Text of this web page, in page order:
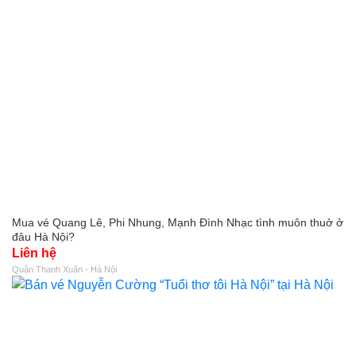
Mua vé Quang Lê, Phi Nhung, Mạnh Đình Nhạc tình muôn thuở ở
đâu Hà Nội?
Liên hệ
Quận Thanh Xuân - Hà Nội